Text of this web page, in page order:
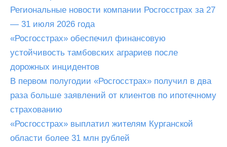
Региональные новости компании Росгосстрах за 27
— 31 июля 2026 года
«Росгосстрах» обеспечил финансовую
устойчивость тамбовских аграриев после
дорожных инцидентов
В первом полугодии «Росгосстрах» получил в два
раза больше заявлений от клиентов по ипотечному
страхованию
«Росгосстрах» выплатил жителям Курганской
области более 31 млн рублей